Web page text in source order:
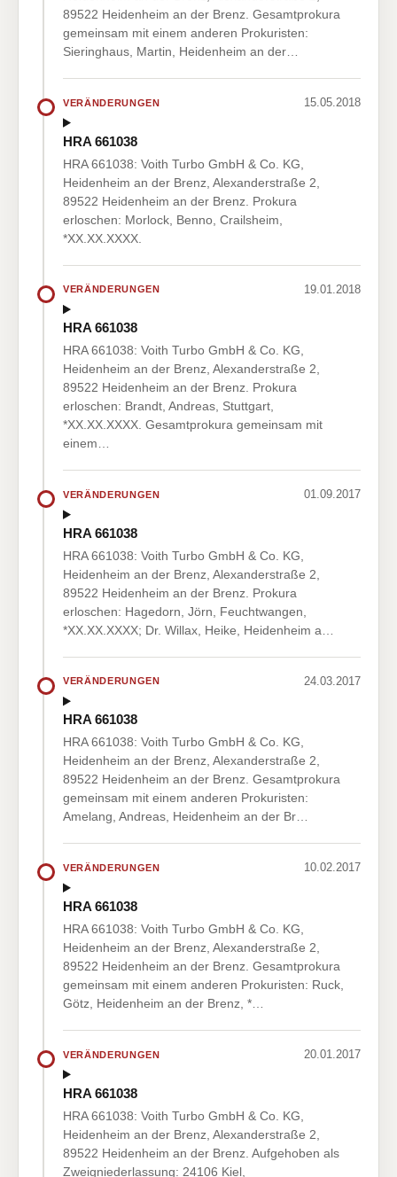
89522 Heidenheim an der Brenz. Gesamtprokura
gemeinsam mit einem anderen Prokuristen:
Sieringhaus, Martin, Heidenheim an der…
VERÄNDERUNGEN 15.05.2018
HRA 661038
HRA 661038: Voith Turbo GmbH & Co. KG,
Heidenheim an der Brenz, Alexanderstraße 2,
89522 Heidenheim an der Brenz. Prokura
erloschen: Morlock, Benno, Crailsheim,
*XX.XX.XXXX.
VERÄNDERUNGEN 19.01.2018
HRA 661038
HRA 661038: Voith Turbo GmbH & Co. KG,
Heidenheim an der Brenz, Alexanderstraße 2,
89522 Heidenheim an der Brenz. Prokura
erloschen: Brandt, Andreas, Stuttgart,
*XX.XX.XXXX. Gesamtprokura gemeinsam mit
einem…
VERÄNDERUNGEN 01.09.2017
HRA 661038
HRA 661038: Voith Turbo GmbH & Co. KG,
Heidenheim an der Brenz, Alexanderstraße 2,
89522 Heidenheim an der Brenz. Prokura
erloschen: Hagedorn, Jörn, Feuchtwangen,
*XX.XX.XXXX; Dr. Willax, Heike, Heidenheim a…
VERÄNDERUNGEN 24.03.2017
HRA 661038
HRA 661038: Voith Turbo GmbH & Co. KG,
Heidenheim an der Brenz, Alexanderstraße 2,
89522 Heidenheim an der Brenz. Gesamtprokura
gemeinsam mit einem anderen Prokuristen:
Amelang, Andreas, Heidenheim an der Br…
VERÄNDERUNGEN 10.02.2017
HRA 661038
HRA 661038: Voith Turbo GmbH & Co. KG,
Heidenheim an der Brenz, Alexanderstraße 2,
89522 Heidenheim an der Brenz. Gesamtprokura
gemeinsam mit einem anderen Prokuristen: Ruck,
Götz, Heidenheim an der Brenz, *…
VERÄNDERUNGEN 20.01.2017
HRA 661038
HRA 661038: Voith Turbo GmbH & Co. KG,
Heidenheim an der Brenz, Alexanderstraße 2,
89522 Heidenheim an der Brenz. Aufgehoben als
Zweigniederlassung: 24106 Kiel,